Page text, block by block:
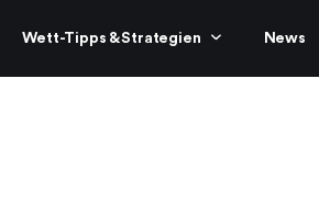
Wett-Tipps & Strategien News